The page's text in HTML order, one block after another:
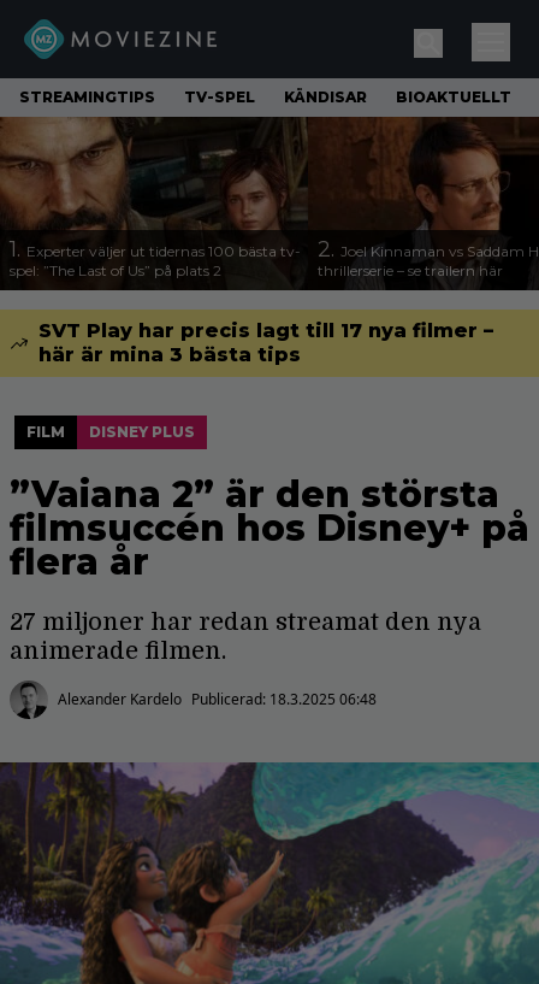
STREAMINGTIPS TV-SPEL KÄNDISAR BIOAKTUELLT
1. Experter väljer ut tidernas 100 bästa tv-
spel: ”The Last of Us” på plats 2
2. Joel Kinnaman vs Saddam
thrillerserie – se trailern här
SVT Play har precis lagt till 17 nya filmer –
här är mina 3 bästa tips
FILM DISNEY PLUS
”Vaiana 2” är den största
filmsuccén hos Disney+ på
flera år
27 miljoner har redan streamat den nya
animerade filmen.
Alexander Kardelo Publicerad: 18.3.2025 06:48